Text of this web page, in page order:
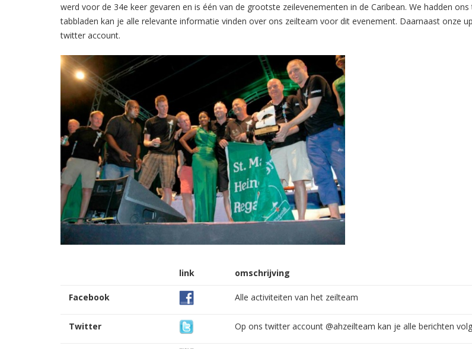
werd voor de 34e keer gevaren en is één van de grootste zeilevenementen in de Caribean. We hadden
tabbladen kan je alle relevante informatie vinden over ons zeilteam voor dit evenement. Daarnaast onze
twitter account.
link omschrijving
Facebook Alle activiteiten van het zeilteam
Twitter Op ons twitter account @ahzeilteam kan je alle berichten